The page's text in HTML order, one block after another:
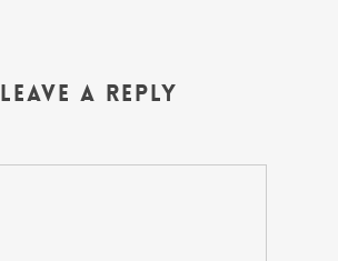
Leave a Reply